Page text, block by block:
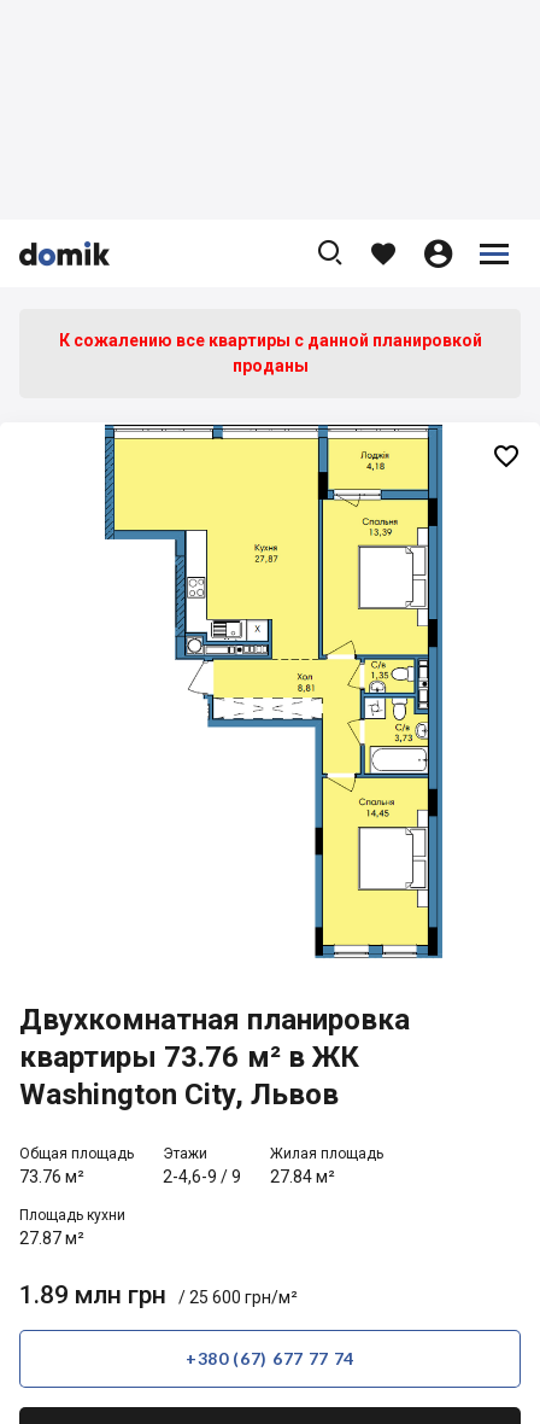


    


К сожалению все квартиры c данной планировкой
проданы
Двухкомнатная планировка
квартиры 73.76 м² в ЖК
Washington City, Львов
Общая площадь
73.76 м²
Этажи
2-4,6-9 /9
Жилая площадь
27.84 м²
Площадь кухни
27.87 м²
1.89 млн грн / 25 600 грн/м²
+380 (67) 677 77 74
